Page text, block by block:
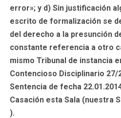
error»; y d) Sin justificación
escrito de formalización se
del derecho a la presunción
constante referencia a otro
mismo Tribunal de instancia
Contencioso Disciplinario 27/
Sentencia de fecha
Casación esta Sala (nuestra
).